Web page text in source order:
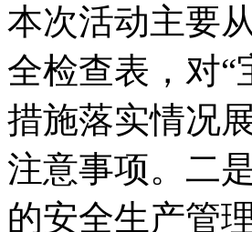
本次活动主要
全检查表，对“
措施落实情况
注意事项。二
的安全生产管